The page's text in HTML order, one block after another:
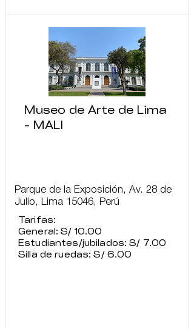
Museo de Arte de Lima
- MALI
Parque de la Exposición, Av. 28 de
Julio, Lima 15046, Perú
Tarifas:
General: S/ 10.00
Estudiantes/jubilados: S/ 7.00
Silla de ruedas: S/ 6.00